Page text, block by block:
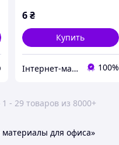
6₴
Купить
Інтернет-магазин "Нова Канцелярія" 100%
- 29 товаров из 8000+
материалы для офиса»